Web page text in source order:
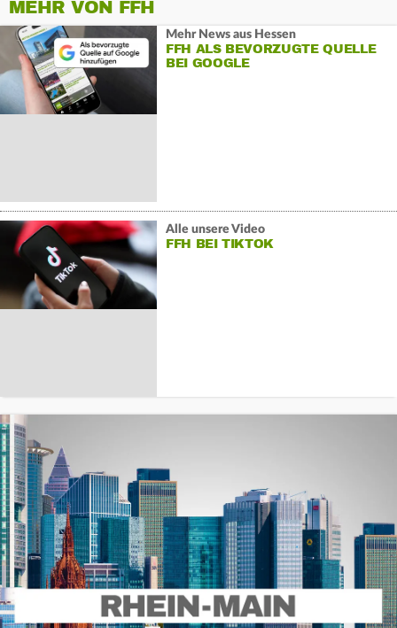
MEHR VON FFH
Mehr News aus Hessen
FFH ALS BEVORZUGTE QUELLE
BEI GOOGLE
Alle unsere Video
FFH BEI TIKTOK